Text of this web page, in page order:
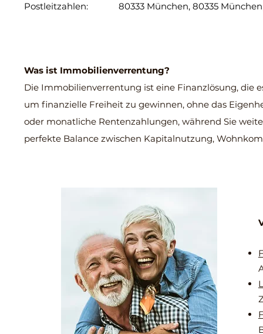
Postleitzahlen: 80333 München, 80335 München,
Was ist Immobilienverrentung?
Die Immobilienverrentung ist eine Finanzlösung, die
um finanzielle Freiheit zu gewinnen, ohne das
oder monatliche Rentenzahlungen, während Sie
perfekte Balance zwischen Kapitalnutzung,